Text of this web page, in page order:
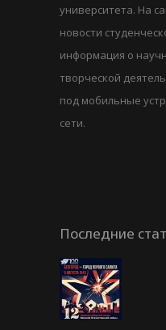
университета. На
новости
информация о
творческой
под мобильные
сети.
Последние